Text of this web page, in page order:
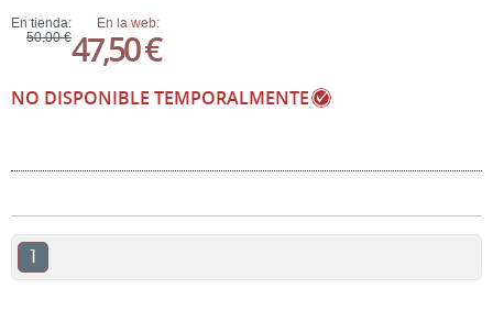
En tienda:
50,00 €
En la web:
47,50 €
NO DISPONIBLE TEMPORALMENTE
1